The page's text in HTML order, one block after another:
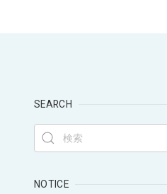
SEARCH
NOTICE